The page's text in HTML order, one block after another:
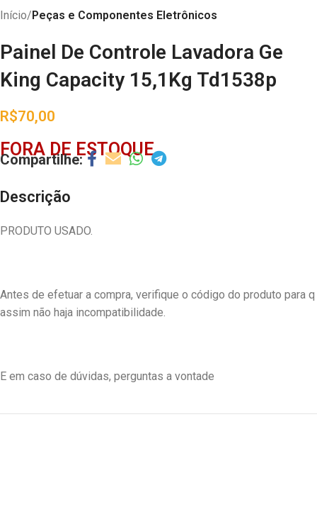
Início Peças e Componentes Eletrônicos
Painel De Controle Lavadora Ge
King Capacity 15,1Kg Td1538p
R$70,00
FORA DE ESTOQUE
Descrição
PRODUTO USADO.
Antes de efetuar a compra, verifique o código do produto para q
assim não haja incompatibilidade.
E em caso de dúvidas, perguntas a vontade